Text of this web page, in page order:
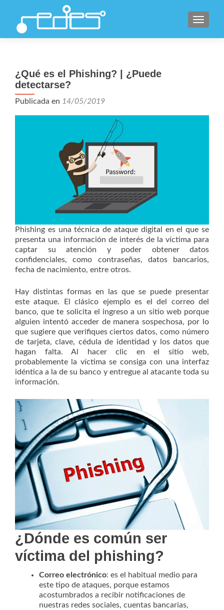
¿Qué es el Phishing? | ¿Puede
detectarse?
Publicada en 14/05/2019
Phishing es una técnica de ataque digital en el que se
presenta una información de interés de la víctima para
captar su atención y poder obtener datos
confidenciales, como contraseñas, datos bancarios,
fecha de nacimiento, entre otros.
Hay distintas formas en las que se puede presentar
este ataque. El clásico ejemplo es el del correo del
banco, que te solicita el ingreso a un sitio web porque
alguien intentó acceder de manera sospechosa, por lo
que sugiere que verifiques ciertos datos, como número
de tarjeta, clave, cédula de identidad y los datos que
hagan falta. Al hacer clic en el sitio web,
probablemente la víctima se consiga con una interfaz
idéntica a la de su banco y entregue al atacante toda su
información.
¿Dónde es común ser
víctima del phishing?
Correo electrónico: es el habitual medio para
este tipo de ataques, porque estamos
acostumbrados a recibir notificaciones de
nuestras redes sociales, cuentas bancarias,